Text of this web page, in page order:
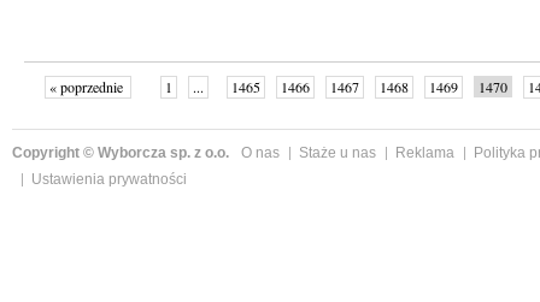
« poprzednie 1 ... 1465 1466 1467 1468 1469 1470
Copyright © Wyborcza sp. z o.o. O nas Staże u nas Reklama
Polityka
Ustawienia prywatności